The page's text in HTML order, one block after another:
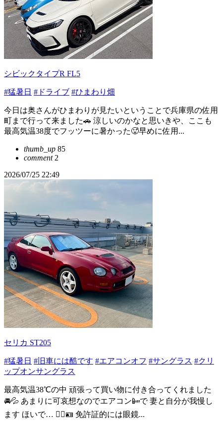
シビックタイプR FL5
#猛暑日 #ドライブ #ひまわり畑
今日は奥さんがひまわりが見たいということで兵庫県の佐用
町まで行って来ました🚗 涼しいのかなと思いきや、ここも
最高気温38度でフッツーに暑かった🥵早めに佐用...
thumb_up 85
comment2
2026/07/25 22:49
セリカ ST205
#猛暑日 #旧車には酷です #エアコンオフ #サングラス #クリ
ップオンサングラス
最高気温38℃の中 頑張って買い物に付き合ってくれました
🚘💦 あまりに可哀想なのでエアコン📴で 妻と自分が我慢し
ます ほいで… 👇🏻🪪 免許証的には眼鏡...